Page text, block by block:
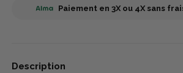
Paiement en 3X ou 4X sans
Description